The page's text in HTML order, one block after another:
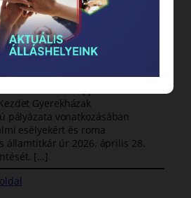
26. napján
Kezdet Gyerekházak
célú pályázata
Gyerekházak
pályázata vonatkozásában
esélyekért és roma
államtitkár úr 2026. április 28.
[…]